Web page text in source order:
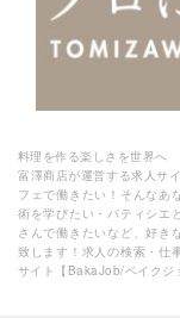
料理を作る楽しさを世界へ
富澤商店が運営する求人サ
フェで働きたい！そんなあ
術を学びたい・パティシエ
さんで働きたいなど、好き
致します！求人の検索・仕
サイト【BakaJob/ベイクジ